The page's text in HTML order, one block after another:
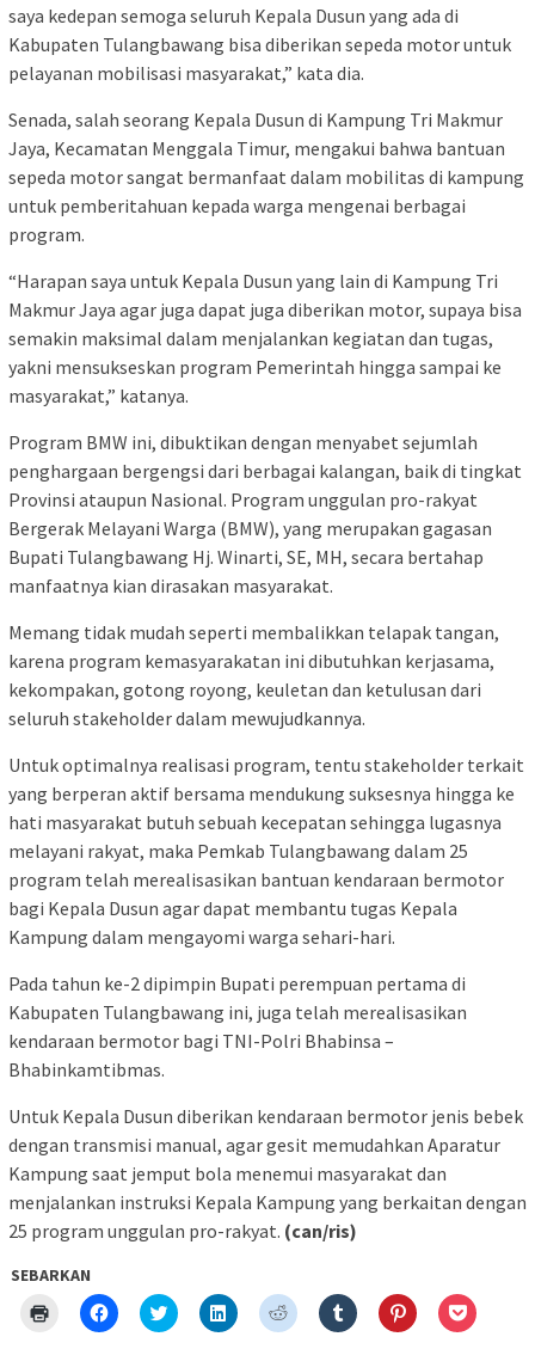
saya kedepan semoga seluruh Kepala Dusun yang ada di
Kabupaten Tulangbawang bisa diberikan sepeda motor untuk
pelayanan mobilisasi masyarakat,” kata dia.
Senada, salah seorang Kepala Dusun di Kampung Tri Makmur
Jaya, Kecamatan Menggala Timur, mengakui bahwa bantuan
sepeda motor sangat bermanfaat dalam mobilitas di kampung
untuk pemberitahuan kepada warga mengenai berbagai
program.
“Harapan saya untuk Kepala Dusun yang lain di Kampung Tri
Makmur Jaya agar juga dapat juga diberikan motor, supaya bisa
semakin maksimal dalam menjalankan kegiatan dan tugas,
yakni mensukseskan program Pemerintah hingga sampai ke
masyarakat,” katanya.
Program BMW ini, dibuktikan dengan menyabet sejumlah
penghargaan bergengsi dari berbagai kalangan, baik di tingkat
Provinsi ataupun Nasional. Program unggulan pro-rakyat
Bergerak Melayani Warga (BMW), yang merupakan gagasan
Bupati Tulangbawang Hj. Winarti, SE, MH, secara bertahap
manfaatnya kian dirasakan masyarakat.
Memang tidak mudah seperti membalikkan telapak tangan,
karena program kemasyarakatan ini dibutuhkan kerjasama,
kekompakan, gotong royong, keuletan dan ketulusan dari
seluruh stakeholder dalam mewujudkannya.
Untuk optimalnya realisasi program, tentu stakeholder terkait
yang berperan aktif bersama mendukung suksesnya hingga ke
hati masyarakat butuh sebuah kecepatan sehingga lugasnya
melayani rakyat, maka Pemkab Tulangbawang dalam 25
program telah merealisasikan bantuan kendaraan bermotor
bagi Kepala Dusun agar dapat membantu tugas Kepala
Kampung dalam mengayomi warga sehari-hari.
Pada tahun ke-2 dipimpin Bupati perempuan pertama di
Kabupaten Tulangbawang ini, juga telah merealisasikan
kendaraan bermotor bagi TNI-Polri Bhabinsa –
Bhabinkamtibmas.
Untuk Kepala Dusun diberikan kendaraan bermotor jenis bebek
dengan transmisi manual, agar gesit memudahkan Aparatur
Kampung saat jemput bola menemui masyarakat dan
menjalankan instruksi Kepala Kampung yang berkaitan dengan
25 program unggulan pro-rakyat. (can/ris)
SEBARKAN
untuk
Klik
untuk
Klik
untuk
Klik
untuk
Klik
untuk
Klik
untuk
Klik
untuk
Klik
untuk